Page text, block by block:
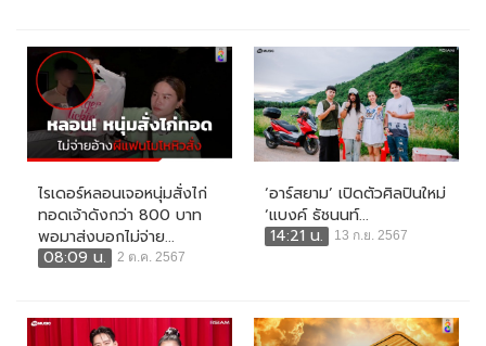
ไรเดอร์หลอนเจอหนุ่มสั่งไก่
ทอดเจ้าดังกว่า 800 บาท
พอมาส่งบอกไม่จ่าย...
08:09 น.
2 ต.ค. 2567
‘อาร์สยาม’ เปิดตัวศิลปินใหม่
‘แบงค์ ธัชนนท์...
14:21 น.
13 ก.ย. 2567